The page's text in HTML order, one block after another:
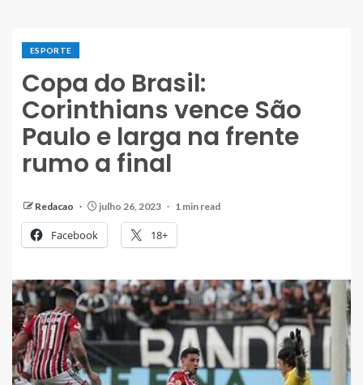
ESPORTE
Copa do Brasil:
Corinthians vence São
Paulo e larga na frente
rumo a final
Redacao julho 26, 2023 1 min read
Facebook 18+